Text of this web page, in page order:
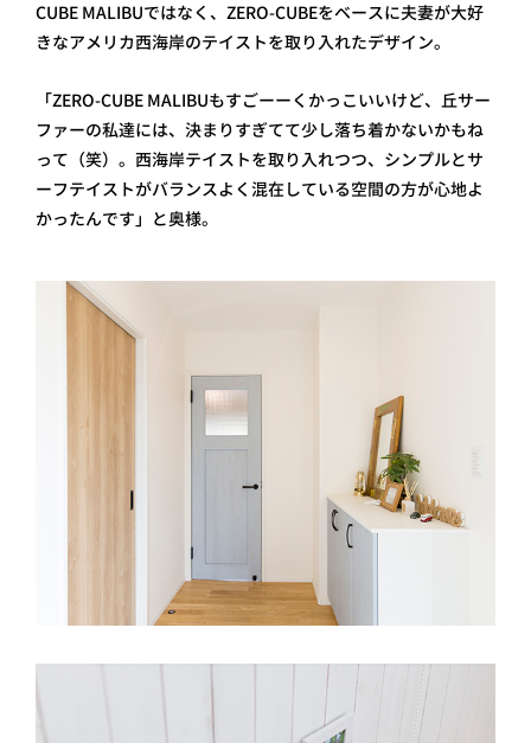
CUBE MALIBUではなく、ZERO-CUBEをベースに夫妻が大好
きなアメリカ西海岸のテイストを取り入れたデザイン。
「ZERO-CUBE MALIBUもすごーーくかっこいいけど、丘サー
ファーの私達には、決まりすぎてて少し落ち着かないかもね
って（笑）。西海岸テイストを取り入れつつ、シンプルとサ
ーフテイストがバランスよく混在している空間の方が心地よ
かったんです」と奥様。